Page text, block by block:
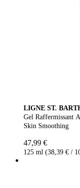
LIGNE ST.
Gel Raffermissant
Skin Smoothing
47,99 €
125 ml (38,39 € /